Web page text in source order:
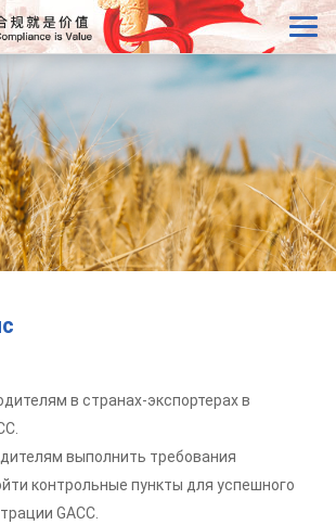
в странах-экспортерах в
выполнить требования
контрольные пункты для успешного
GACC.